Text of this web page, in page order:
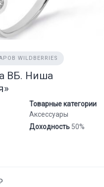
WILDBERRIES
ВБ. Ниша
Товарные категории
Аксессуары
Доходность 50%